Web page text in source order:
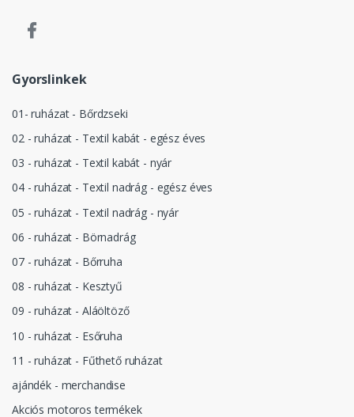
Gyorslinkek
01- ruházat - Bőrdzseki
02 - ruházat - Textil kabát - egész éves
03 - ruházat - Textil kabát - nyár
04 - ruházat - Textil nadrág - egész éves
05 - ruházat - Textil nadrág - nyár
06 - ruházat - Börnadrág
07 - ruházat - Bőrruha
08 - ruházat - Kesztyű
09 - ruházat - Aláöltöző
10 - ruházat - Esőruha
11 - ruházat - Fűthető ruházat
ajándék - merchandise
Akciós motoros termékek